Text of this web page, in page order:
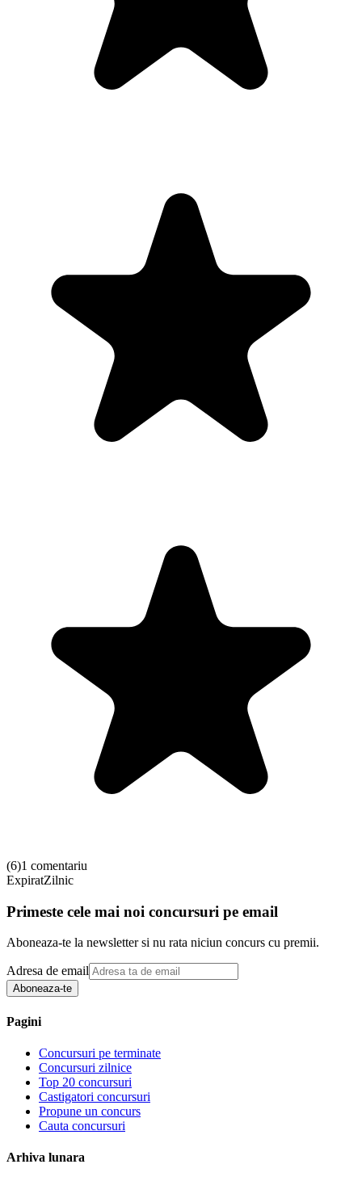
(6)1 comentariu
ExpiratZilnic
Primeste cele mai noi concursuri pe email
Aboneaza-te la newsletter si nu rata niciun concurs cu premii.
Adresa de email
Aboneaza-te
Pagini
Concursuri pe terminate
Concursuri zilnice
Top 20 concursuri
Castigatori concursuri
Propune un concurs
Cauta concursuri
Arhiva lunara